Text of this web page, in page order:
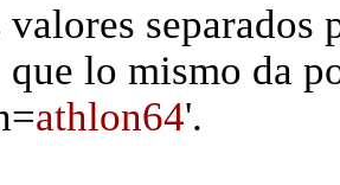
separados
que lo mismo da
athlon64'.